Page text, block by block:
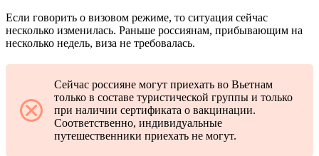
Если говорить о визовом режиме, то ситуация сейчас
несколько изменилась. Раньше россиянам, прибывающим на
несколько недель, виза не требовалась.
Сейчас россияне могут приехать во Вьетнам
только в составе туристической группы и только
при наличии сертификата о вакцинации.
Соответственно, индивидуальные
путешественники приехать не могут.